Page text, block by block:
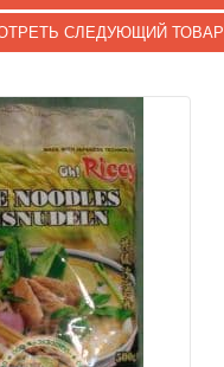
СЛЕДУЮЩИЙ ТОВАР